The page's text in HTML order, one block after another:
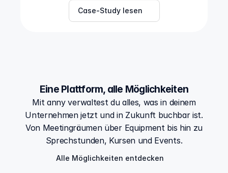
Case-Study lesen
Eine Plattform, alle Möglichkeiten
Mit anny verwaltest du alles, was in deinem
Unternehmen jetzt und in Zukunft buchbar ist.
Von Meetingräumen über Equipment bis hin zu
Sprechstunden, Kursen und Events.
Alle Möglichkeiten entdecken